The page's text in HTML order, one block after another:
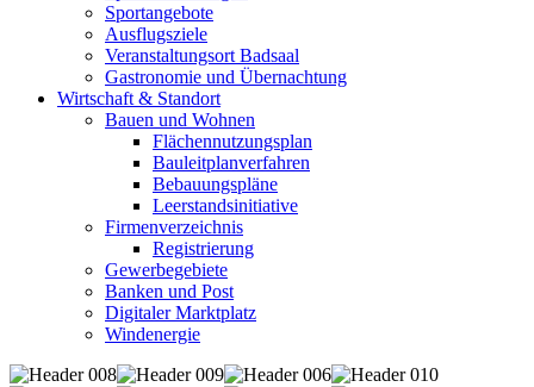
Sportangebote
Ausflugsziele
Veranstaltungsort Badsaal
Gastronomie und Übernachtung
Wirtschaft & Standort
Bauen und Wohnen
Flächennutzungsplan
Bauleitplanverfahren
Bebauungspläne
Leerstandsinitiative
Firmenverzeichnis
Registrierung
Gewerbegebiete
Banken und Post
Digitaler Marktplatz
Windenergie